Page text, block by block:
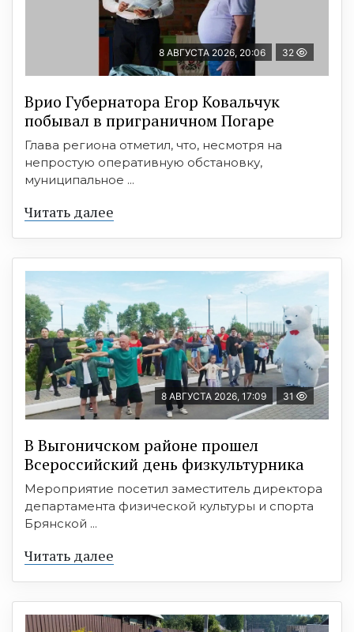
8 АВГУСТА 2026, 20:06 32
Врио Губернатора Егор Ковальчук
побывал в приграничном Погаре
Глава региона отметил, что, несмотря на
непростую оперативную обстановку,
муниципальное ...
Читать далее
8 АВГУСТА 2026, 17:09 31
В Выгоничском районе прошел
Всероссийский день физкультурника
Мероприятие посетил заместитель директора
департамента физической культуры и спорта
Брянской ...
Читать далее